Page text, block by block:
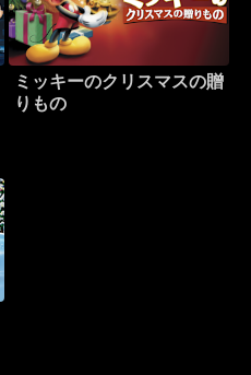
ミッキーのクリスマスの贈
りもの